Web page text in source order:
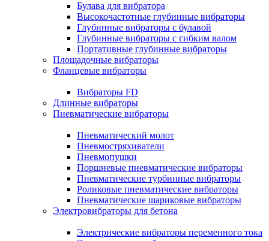
Булава для вибратора
Высокочастотные глубинные вибраторы
Глубинные вибраторы с булавой
Глубинные вибраторы с гибким валом
Портативные глубинные вибраторы
Площадочные вибраторы
Фланцевые вибраторы
Вибраторы FD
Длинные вибраторы
Пневматические вибраторы
Пневматический молот
Пневмостряхиватели
Пневмопушки
Поршневые пневматические вибраторы
Пневматические турбинные вибраторы
Роликовые пневматические вибраторы
Пневматические шариковые вибраторы
Электровибраторы для бетона
Электрические вибраторы переменного тока